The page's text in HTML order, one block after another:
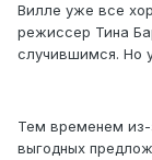
Вилле уже все
режиссер Тина
случившимся. Но
Тем временем из-
выгодных